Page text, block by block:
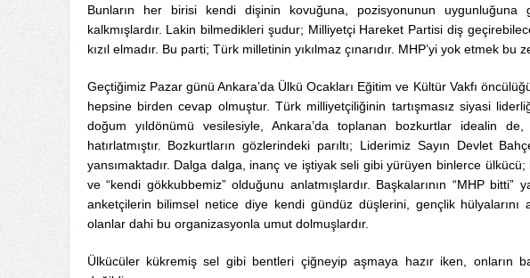
Bunların her birisi kendi dişinin kovuğuna, pozisyonunun
kalkmışlardır. Lakin bilmedikleri şudur; Milliyetçi Hareket Partisi diş
kızıl elmadır. Bu parti; Türk milletinin yıkılmaz çınarıdır. MHP’yi yok etmek bu
Geçtiğimiz Pazar günü Ankara’da Ülkü Ocakları Eğitim ve Kültür Vakfı
hepsine birden cevap olmuştur. Türk milliyetçiliğinin tartışmasız siyasi
doğum yıldönümü vesilesiyle, Ankara’da toplanan bozkurtlar idealin
hatırlatmıştır. Bozkurtların gözlerindeki parıltı; Liderimiz Sayın Devlet
yansımaktadır. Dalga dalga, inanç ve iştiyak seli gibi yürüyen binlerce
ve “kendi gökkubbemiz” olduğunu anlatmışlardır. Başkalarının “MHP bitti”
anketçilerin bilimsel netice diye kendi gündüz düşlerini, gençlik hülyalarını
olanlar dahi bu organizasyonla umut dolmuşlardır.
Ülkücüler kükremiş sel gibi bentleri çiğneyip aşmaya hazır iken, onların